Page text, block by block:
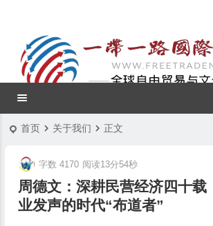
首页 关于我们 正文
周德文：深耕民营经济四十载
业发声的时代“布道者”
字数 4170 阅读13分54秒